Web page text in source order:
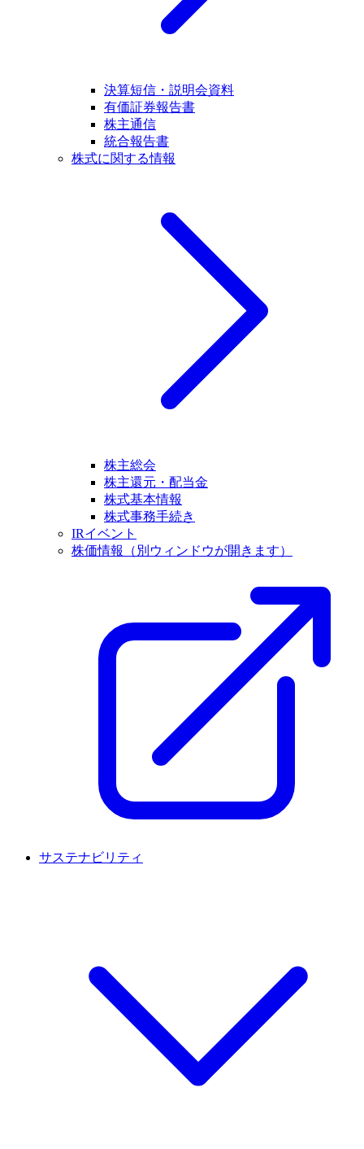
決算短信・説明会資料
有価証券報告書
株主通信
統合報告書
株式に関する情報
株主総会
株主還元・配当金
株式基本情報
株式事務手続き
IRイベント
株価情報
（別ウィンドウが開きます）
サステナビリティ